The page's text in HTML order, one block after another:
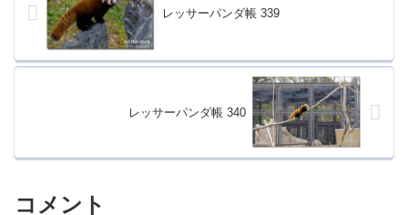
レッサーパンダ帳 339
レッサーパンダ帳 340
コメント